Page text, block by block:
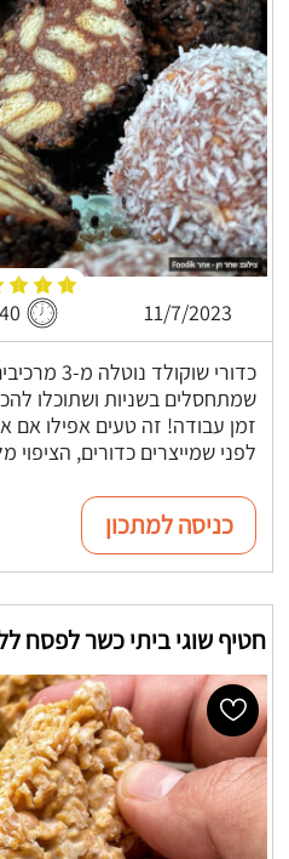
11/7/2023 40 דקות
כדורי
שמתחסלים בשניות ושתוכלו
זמן עבודה! זה טעים אפילו אם
לפני שמייצרים כדורים,
כניסה למתכון
חטיף שוגי ביתי כשר לפסח